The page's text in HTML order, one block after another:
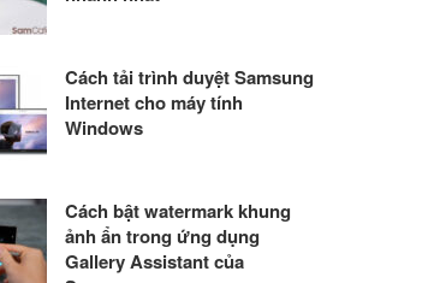
Cách tải trình duyệt Samsung
Internet cho máy tính
Windows
Cách bật watermark khung
ảnh ẩn trong ứng dụng
Gallery Assistant của